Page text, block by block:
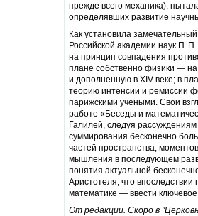
прежде всего механика),
определявших развитие
Как установила
Российской академии наук П.
на принцип совпадения
плане собственно физики —
и дополненную в XIV веке; в
теорию интенсии и ремиссии
парижскими учеными. Свои
работе «Беседы и
Галилей, следуя
суммирования бесконечно
частей пространства,
мышления в последующем
понятия актуальной
Аристотеля, что
математике — ввести
От редакции. Скоро в